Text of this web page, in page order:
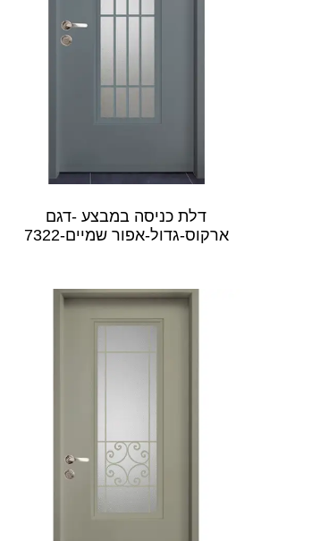
דלת כניסה במבצע -דגם
ארקוס-גדול-אפור שמיים-7322